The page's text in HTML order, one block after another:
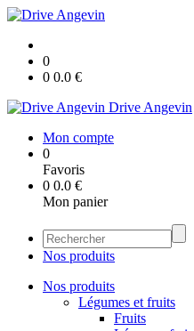
0
0 0.0 €
Drive Angevin
Mon compte
0
Favoris
0 0.0 €
Mon panier
Nos produits
Nos produits
Légumes et fruits
Fruits